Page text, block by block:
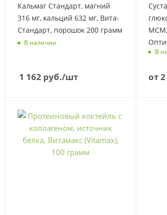
Кальмаг Стандарт, магний
316 мг, кальций 632 мг, Вита-
Стандарт, порошок 200 грамм
В наличии
1 162руб./шт
МСМ,
В
от